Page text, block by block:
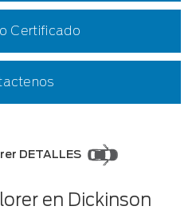
Certificado
DETALLES
en Dickinson